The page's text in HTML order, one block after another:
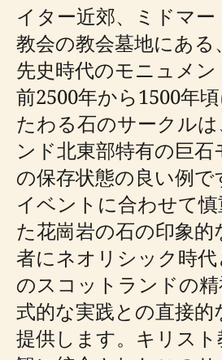
イター近郊、ミドマ
教会の教会墓地にある
先史時代のモニュメ
前2500年から1500年
たわる石のサークル
ンド北東部特有の巨石
の保存状態の良い例で
イベントに合わせて
た花崗岩の石の印象的
者にネオリシック時
のスコットランドの
式的な実践との直接
提供します。キリス